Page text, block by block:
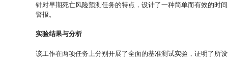
针对早期死亡风险预测任务的特点，设计了一种简单而有效的时
警报。
实验结果与分析
该工作在两项任务上分别开展了全面的基准测试实验，证明了所